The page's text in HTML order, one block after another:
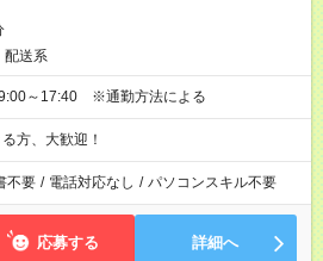
配送系
～17:40 ※通勤方法による
方、大歓迎！
不要 / 電話対応なし / パソコンスキル不要
応募する 詳細へ